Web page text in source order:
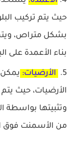
حيث يتم تركيب
بشكل متراص،
بناء الأعمدة على
الأرضيات: يمكن
الأرضيات، حيث
وتثبيتها
من الأسمنت فوق